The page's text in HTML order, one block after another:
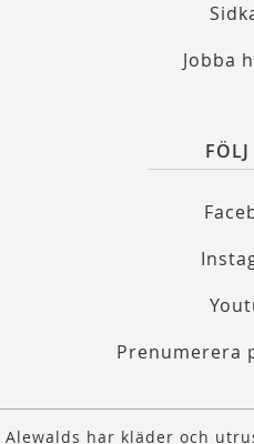
Jobba
FÖLJ
Prenumerera
Alewalds har kläder och